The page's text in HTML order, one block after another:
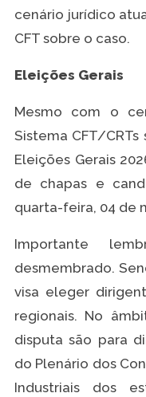
cenário jurídico
CFT sobre o caso.
Eleições Gerais
Mesmo com o
Sistema CFT/
Eleições Gerais
de chapas e
quarta-feira, 04 de
Importante
desmembrado.
visa eleger
regionais. No
disputa são para
do Plenário dos
Industriais dos